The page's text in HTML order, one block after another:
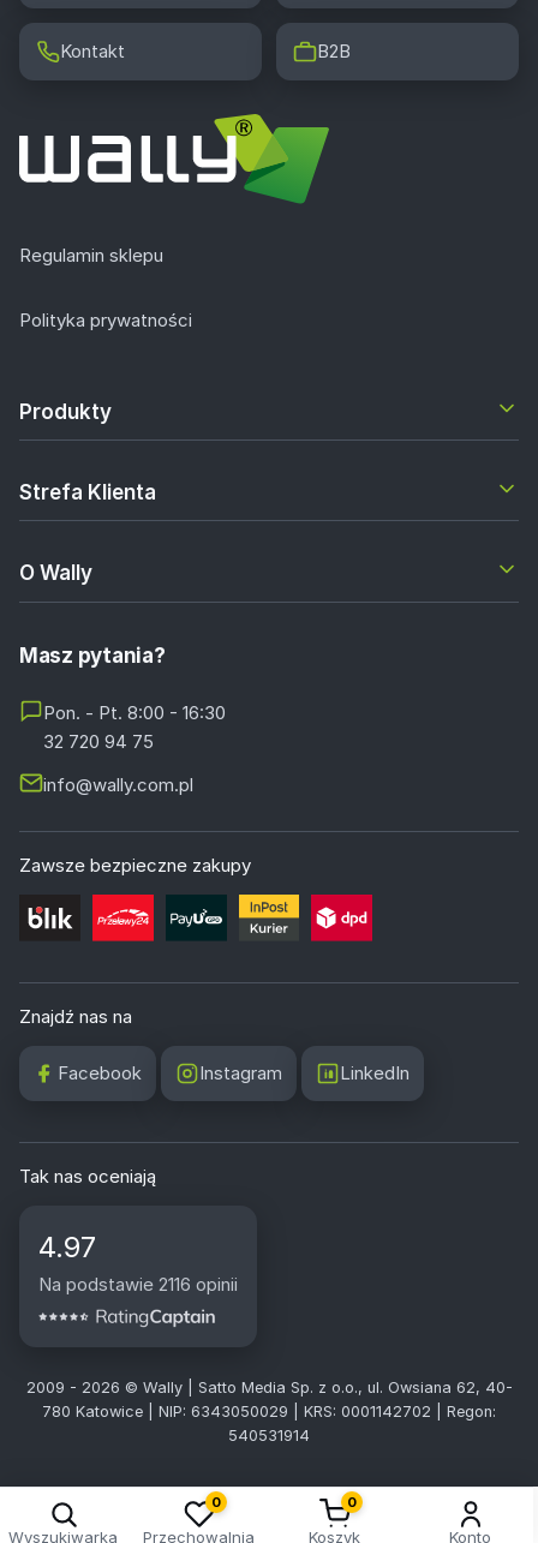
Kontakt B2B
Regulamin sklepu
Polityka prywatności
Produkty
Strefa Klienta
O Wally
Masz pytania?
Pon. - Pt. 8:00 - 16:30
32 720 94 75
info@wally.com.pl
Zawsze bezpieczne zakupy
Znajdź nas na
Facebook Instagram LinkedIn
Tak nas oceniają
4.97
Na podstawie 2116 opinii
2009 - 2026 © Wally | Satto Media Sp. z o.o., ul. Owsiana 62, 40-
780 Katowice | NIP: 6343050029 | KRS: 0001142702 | Regon:
540531914
Wyszukiwarka
0
Przechowalnia
0
Koszyk Konto